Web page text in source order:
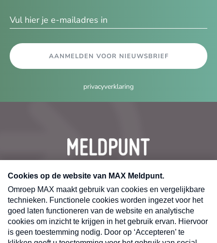
AANMELDEN VOOR NIEUWSBRIEF
privacyverklaring
CONTACT
Volg ons op